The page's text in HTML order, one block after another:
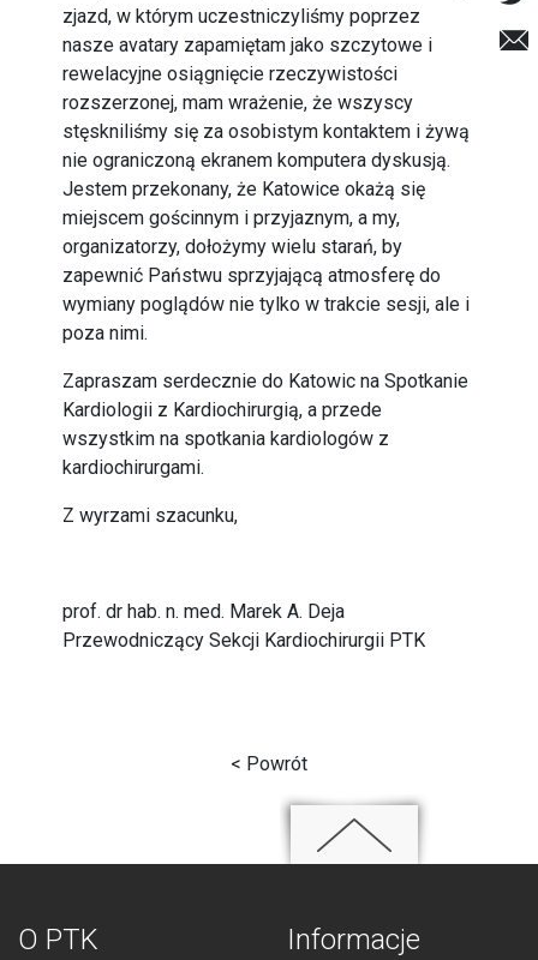
zjazd, w którym uczestniczyliśmy poprzez
nasze avatary zapamiętam jako szczytowe i
rewelacyjne osiągnięcie rzeczywistości
rozszerzonej, mam wrażenie, że wszyscy
stęskniliśmy się za osobistym kontaktem i żywą
nie ograniczoną ekranem komputera dyskusją.
Jestem przekonany, że Katowice okażą się
miejscem gościnnym i przyjaznym, a my,
organizatorzy, dołożymy wielu starań, by
zapewnić Państwu sprzyjającą atmosferę do
wymiany poglądów nie tylko w trakcie sesji, ale i
poza nimi.
Zapraszam serdecznie do Katowic na Spotkanie
Kardiologii z Kardiochirurgią, a przede
wszystkim na spotkania kardiologów z
kardiochirurgami.
Z wyrzami szacunku,
prof. dr hab. n. med. Marek A. Deja
Przewodniczący Sekcji Kardiochirurgii PTK
< Powrót
O PTK Informacje